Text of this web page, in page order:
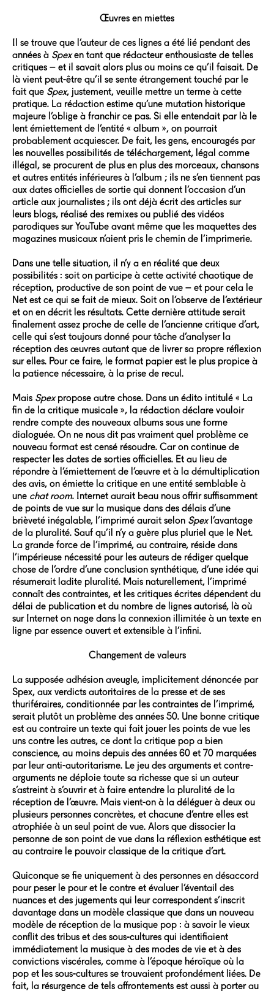
Œuvres en miettes
Il se trouve que l’auteur de ces lignes a été lié pendant des
années à Spexen tant que rédacteur enthousiaste de telles
critiques – et il savait alors plus ou moins ce qu’il faisait. De
là vient peut-être qu’il se sente étrangement touché par le
fait que Spex, justement, veuille mettre un terme à cette
pratique. La rédaction estime qu’une mutation historique
majeure l’oblige à franchir ce pas. Si elle entendait par là le
lent émiettement de l’entité « album », on pourrait
probablement acquiescer. De fait, les gens, encouragés par
les nouvelles possibilités de téléchargement, légal comme
illégal, se procurent de plus en plus des morceaux, chansons
et autres entités inférieures à l’album ; ils ne s’en tiennent pas
aux dates officielles de sortie qui donnent l’occasion d’un
article aux journalistes ; ils ont déjà écrit des articles sur
leurs blogs, réalisé des remixes ou publié des vidéos
parodiques sur YouTube avant même que les maquettes des
magazines musicaux n’aient pris le chemin de l’imprimerie.
Dans une telle situation, il n’y a en réalité que deux
possibilités : soit on participe à cette activité chaotique de
réception, productive de son point de vue – et pour cela le
Net est ce qui se fait de mieux. Soit on l’observe de l’extérieur
et on en décrit les résultats. Cette dernière attitude serait
finalement assez proche de celle de l’ancienne critique d’art,
celle qui s’est toujours donné pour tâche d’analyser la
réception des œuvres autant que de livrer sa propre réflexion
sur elles. Pour ce faire, le format papier est le plus propice à
la patience nécessaire, à la prise de recul.
Mais Spexpropose autre chose. Dans un édito intitulé « La
fin de la critique musicale », la rédaction déclare vouloir
rendre compte des nouveaux albums sous une forme
dialoguée. On ne nous dit pas vraiment quel problème ce
nouveau format est censé résoudre. Car on continue de
respecter les dates de sorties officielles. Et au lieu de
répondre à l’émiettement de l’œuvre et à la démultiplication
des avis, on émiette la critique en une entité semblable à
une chat room. Internet aurait beau nous offrir suffisamment
de points de vue sur la musique dans des délais d’une
brièveté inégalable, l’imprimé aurait selon Spexl’avantage
de la pluralité. Sauf qu’il n’y a guère plus pluriel que le Net.
La grande force de l’imprimé, au contraire, réside dans
l’impérieuse nécessité pour les auteurs de rédiger quelque
chose de l’ordre d’une conclusion synthétique, d’une idée qui
résumerait ladite pluralité. Mais naturellement, l’imprimé
connaît des contraintes, et les critiques écrites dépendent du
délai de publication et du nombre de lignes autorisé, là où
sur Internet on nage dans la connexion illimitée à un texte en
ligne par essence ouvert et extensible à l’infini.
Changement de valeurs
La supposée adhésion aveugle, implicitement dénoncée par
Spex, aux verdicts autoritaires de la presse et de ses
thuriféraires, conditionnée par les contraintes de l’imprimé,
serait plutôt un problème des années 50. Une bonne critique
est au contraire un texte qui fait jouer les points de vue les
uns contre les autres, ce dont la critique pop a bien
conscience, au moins depuis des années 60 et 70 marquées
par leur anti-autoritarisme. Le jeu des arguments et contre-
arguments ne déploie toute sa richesse que si un auteur
s’astreint à s’ouvrir et à faire entendre la pluralité de la
réception de l’œuvre. Mais vient-on à la déléguer à deux ou
plusieurs personnes concrètes, et chacune d’entre elles est
atrophiée à un seul point de vue. Alors que dissocier la
personne de son point de vue dans la réflexion esthétique est
au contraire le pouvoir classique de la critique d’art.
Quiconque se fie uniquement à des personnes en désaccord
pour peser le pour et le contre et évaluer l’éventail des
nuances et des jugements qui leur correspondent s’inscrit
davantage dans un modèle classique que dans un nouveau
modèle de réception de la musique pop : à savoir le vieux
conflit des tribus et des sous-cultures qui identifiaient
immédiatement la musique à des modes de vie et à des
convictions viscérales, comme à l’époque héroïque où la
pop et les sous-cultures se trouvaient profondément liées. De
fait, la résurgence de tels affrontements est aussi à porter au